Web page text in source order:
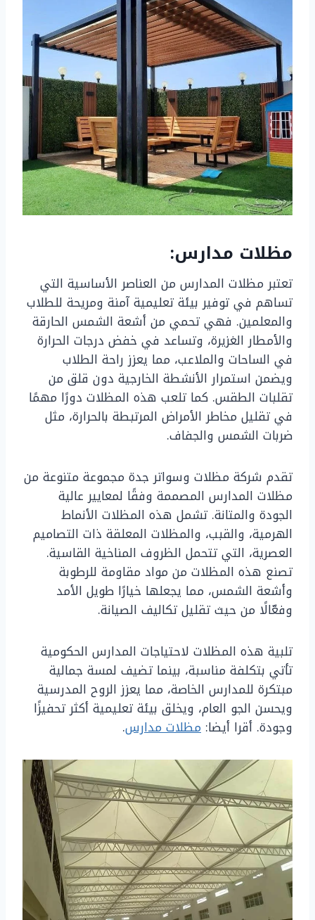
مظلات مدارس:
تعتبر مظلات المدارس من العناصر الأساسية التي
تساهم في توفير بيئة تعليمية آمنة ومريحة للطلاب
والمعلمين. فهي تحمي من أشعة الشمس الحارقة
والأمطار الغزيرة، وتساعد في خفض درجات الحرارة
في الساحات والملاعب، مما يعزز راحة الطلاب
ويضمن استمرار الأنشطة الخارجية دون قلق من
تقلبات الطقس. كما تلعب هذه المظلات دورًا مهمًا
في تقليل مخاطر الأمراض المرتبطة بالحرارة، مثل
ضربات الشمس والجفاف.
تقدم شركة مظلات وسواتر جدة مجموعة متنوعة من
مظلات المدارس المصممة وفقًا لمعايير عالية
الجودة والمتانة. تشمل هذه المظلات الأنماط
الهرمية، والقبب، والمظلات المعلقة ذات التصاميم
العصرية، التي تتحمل الظروف المناخية القاسية.
تصنع هذه المظلات من مواد مقاومة للرطوبة
وأشعة الشمس، مما يجعلها خيارًا طويل الأمد
وفعّالًا من حيث تقليل تكاليف الصيانة.
تلبية هذه المظلات لاحتياجات المدارس الحكومية
تأتي بتكلفة مناسبة، بينما تضيف لمسة جمالية
مبتكرة للمدارس الخاصة، مما يعزز الروح المدرسية
ويحسن الجو العام، ويخلق بيئة تعليمية أكثر تحفيزًا
وجودة. أقرا أيضا: مظلات مدارس.